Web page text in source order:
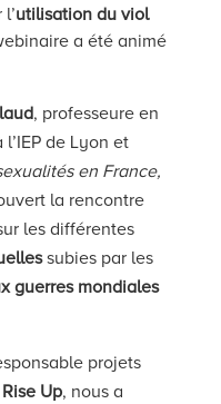
utilisation du viol
a été animé
, professeure en
de Lyon et
en France,
la rencontre
les différentes
subies par les
guerres mondiales
projets
Up, nous a